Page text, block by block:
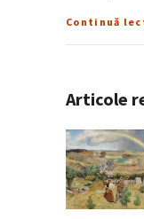
Continuă
Articole